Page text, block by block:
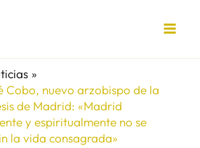
Cobo, nuevo arzobispo de la
de Madrid: «Madrid
y espiritualmente no se
la vida consagrada»